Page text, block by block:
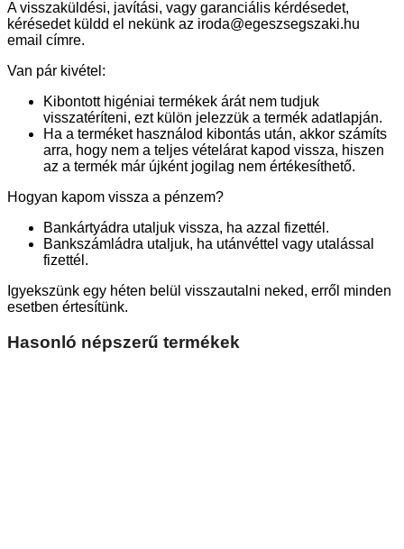
A visszaküldési, javítási, vagy garanciális kérdésedet,
kérésedet küldd el nekünk az iroda@egeszsegszaki.hu
email címre.
Van pár kivétel:
Kibontott higéniai termékek árát nem tudjuk
visszatéríteni, ezt külön jelezzük a termék adatlapján.
Ha a terméket használod kibontás után, akkor számíts
arra, hogy nem a teljes vételárat kapod vissza, hiszen
az a termék már újként jogilag nem értékesíthető.
Hogyan kapom vissza a pénzem?
Bankártyádra utaljuk vissza, ha azzal fizettél.
Bankszámládra utaljuk, ha utánvéttel vagy utalással
fizettél.
Igyekszünk egy héten belül visszautalni neked, erről minden
esetben értesítünk.
Hasonló népszerű termékek